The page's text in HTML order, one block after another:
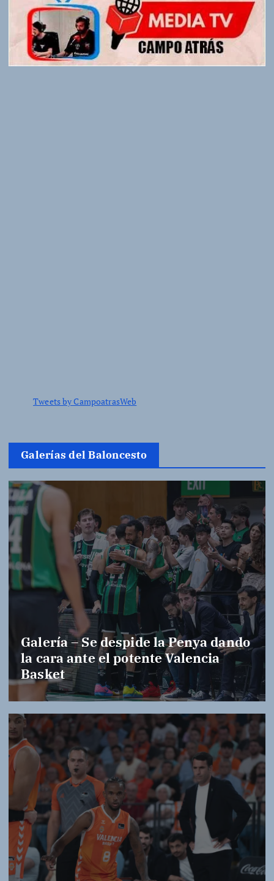
Tweets by CampoatrasWeb
Galerías del Baloncesto
Galería – Se despide la Penya dando
la cara ante el potente Valencia
Basket